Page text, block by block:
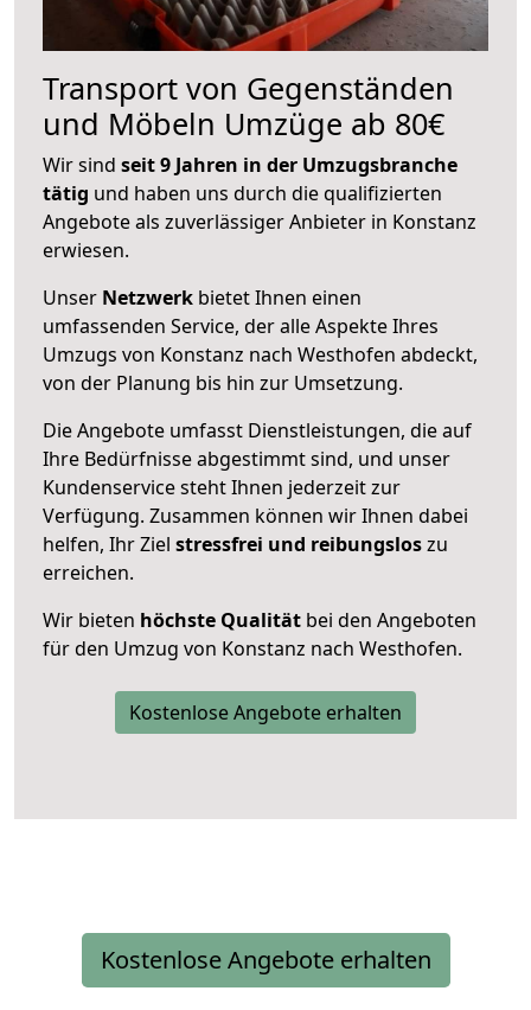
Transport von Gegenständen
und Möbeln Umzüge ab 80€
Wir sind seit 9 Jahren in der Umzugsbranche
tätig und haben uns durch die qualifizierten
Angebote als zuverlässiger Anbieter in Konstanz
erwiesen.
Unser Netzwerk bietet Ihnen einen
umfassenden Service, der alle Aspekte Ihres
Umzugs von Konstanz nach Westhofen abdeckt,
von der Planung bis hin zur Umsetzung.
Die Angebote umfasst Dienstleistungen, die auf
Ihre Bedürfnisse abgestimmt sind, und unser
Kundenservice steht Ihnen jederzeit zur
Verfügung. Zusammen können wir Ihnen dabei
helfen, Ihr Ziel stressfrei und reibungsloszu
erreichen.
Wir bieten höchste Qualität bei den Angeboten
für den Umzug von Konstanz nach Westhofen.
Kostenlose Angebote erhalten
Kostenlose Angebote erhalten